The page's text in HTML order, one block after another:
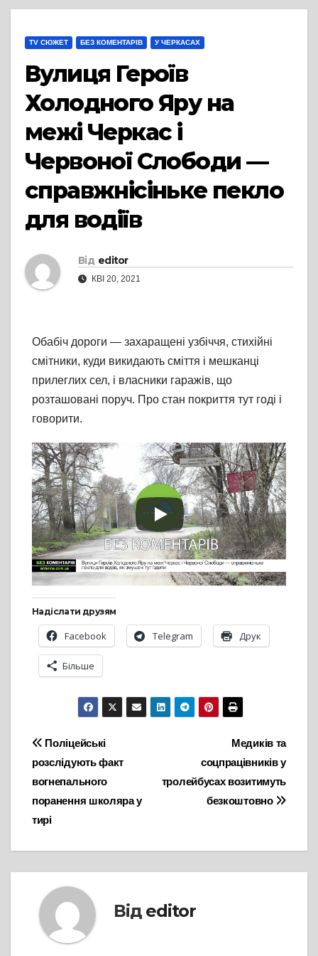
TV СЮЖЕТ БЕЗ КОМЕНТАРІВ У ЧЕРКАСАХ
Вулиця Героїв
Холодного Яру на
межі Черкас і
Червоної Слободи —
справжнісіньке пекло
для водіїв
Від editor
КВІ 20, 2021
Обабіч дороги — захаращені узбіччя, стихійні
смітники, куди викидають сміття і мешканці
прилеглих сел, і власники гаражів, що
розташовані поруч. Про стан покриття тут годі і
говорити.
Надіслати друзям
Facebook Telegram Друк
Більше
Навігація
записів
Медиків та
соцпрацівників у
тролейбусах возитимуть
безкоштовно
Поліцейські
розслідують факт
вогнепального
поранення школяра у
тирі
Від editor